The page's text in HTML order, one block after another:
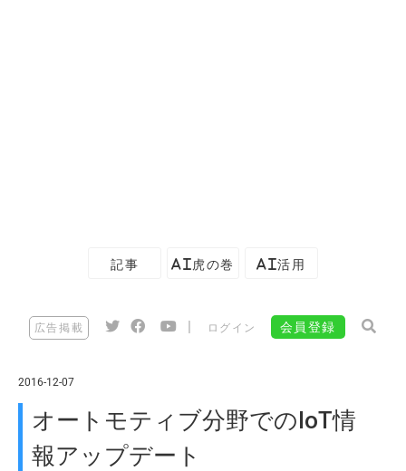
記事 AI虎の巻 AI活用
広告掲載 ログイン 会員登録
2016-12-07
オートモティブ分野でのIoT情
報アップデート